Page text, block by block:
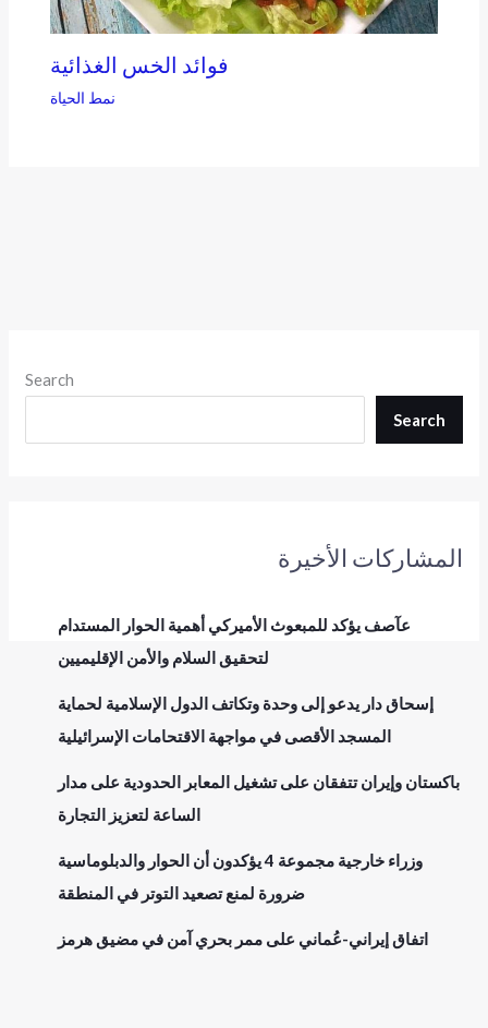
Search
Search
المشاركات الأخيرة
عآصف يؤكد للمبعوث الأميركي أهمية الحوار المستدام
لتحقيق السلام والأمن الإقليميين
إسحاق دار يدعو إلى وحدة وتكاتف الدول الإسلامية لحماية
المسجد الأقصى في مواجهة الاقتحامات الإسرائيلية
باكستان وإيران تتفقان على تشغيل المعابر الحدودية على مدار
الساعة لتعزيز التجارة
وزراء خارجية مجموعة 4 يؤكدون أن الحوار والدبلوماسية
ضرورة لمنع تصعيد التوتر في المنطقة
اتفاق إيراني-عُماني على ممر بحري آمن في مضيق هرمز
فوائد الخس الغذائية
نمط الحياة